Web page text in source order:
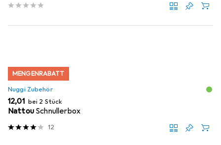
MENGENRABATT
Nuggi Zubehör
EUR
12,01 bei 2 Stück
Nattou Schnullerbox
12